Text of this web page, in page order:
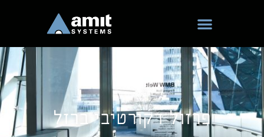
פרזול דקורטיבי ברזל